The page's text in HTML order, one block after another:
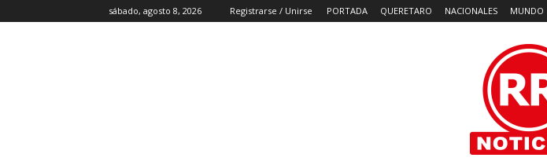
sábado, agosto 8, 2026 Registrarse / Unirse PORTADA QUERETARO NACIONALES MUNDO